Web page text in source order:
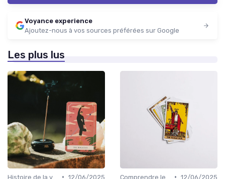
Voyance experience
Ajoutez-nous à vos sources préférées sur Google
Les plus lus
• 12/06/2025 • 12/06/2025